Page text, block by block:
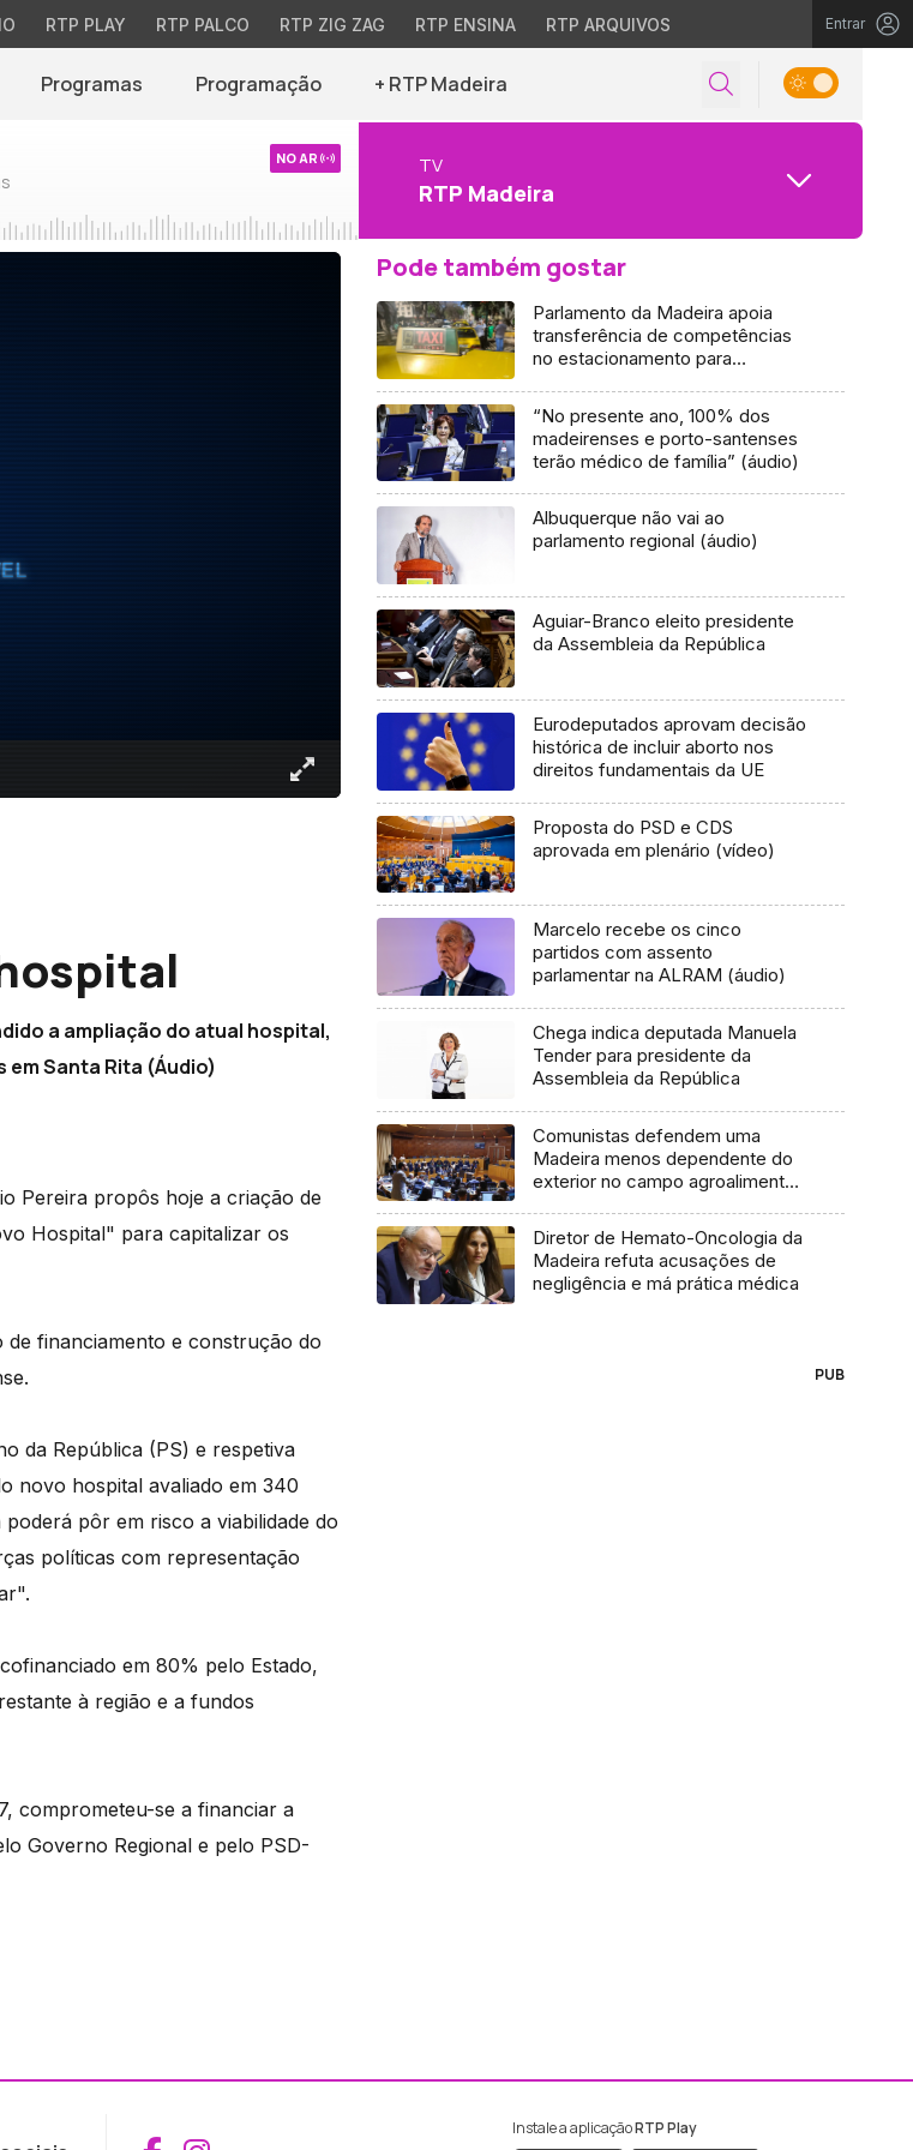
RTP PLAY RTP PALCO RTP ZIG ZAG RTP ENSINA RTP ARQUIVOS Entrar
Programas Programação + RTP Madeira
NO AR TV
RTP Madeira
a ampliação do atual hospital,
Santa Rita (Áudio)
Pereira propôs hoje a criação de
Hospital" para capitalizar os
financiamento e construção do
da República (PS) e respetiva
novo hospital avaliado em 340
pôr em risco a viabilidade do
políticas com representação
em 80% pelo Estado,
à região e a fundos
comprometeu-se a financiar a
Governo Regional e pelo PSD-
Pode também gostar
Parlamento da Madeira apoia
transferência de competências
no estacionamento para
“No presente ano, 100% dos
madeirenses e porto-santenses
terão médico de família” (áudio)
Albuquerque não vai ao
parlamento regional (áudio)
Aguiar-Branco eleito presidente
da Assembleia da República
Eurodeputados aprovam decisão
histórica de incluir aborto nos
direitos fundamentais da UE
Proposta do PSD e CDS
aprovada em plenário (vídeo)
Marcelo recebe os cinco
partidos com assento
parlamentar na ALRAM (áudio)
Chega indica deputada Manuela
Tender para presidente da
Assembleia da República
Comunistas defendem uma
Madeira menos dependente do
exterior no campo agroalimentar
Diretor de Hemato-Oncologia da
Madeira refuta acusações de
negligência e má prática médica
PUB
Instale a aplicaçãoRTP Play